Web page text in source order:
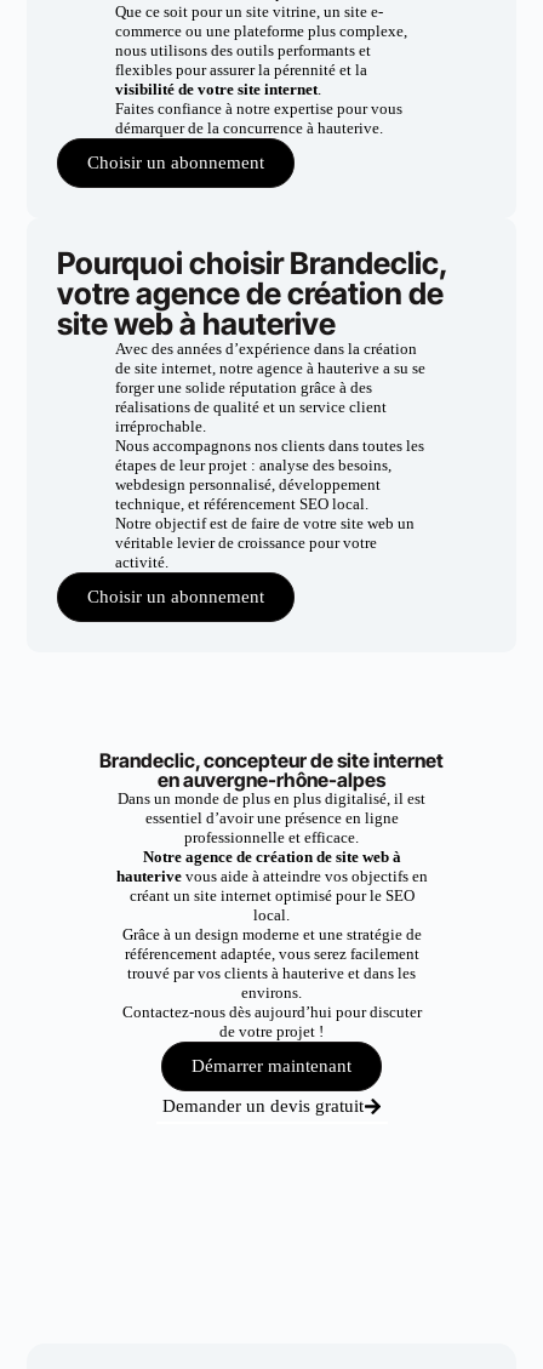
Que ce soit pour un site vitrine, un site e-
commerce ou une plateforme plus complexe,
nous utilisons des outils performants et
flexibles pour assurer la pérennité et la
visibilité de votre site internet.
Faites confiance à notre expertise pour vous
démarquer de la concurrence à hauterive.
Choisir un abonnement
Pourquoi choisir Brandeclic,
votre agence de création de
site web à hauterive
Avec des années d’expérience dans la création
de site internet, notre agence à hauterive a su se
forger une solide réputation grâce à des
réalisations de qualité et un service client
irréprochable.
Nous accompagnons nos clients dans toutes les
étapes de leur projet : analyse des besoins,
webdesign personnalisé, développement
technique, et référencement SEO local.
Notre objectif est de faire de votre site web un
véritable levier de croissance pour votre
activité.
Choisir un abonnement
Brandeclic, concepteur de site internet
en auvergne-rhône-alpes
Dans un monde de plus en plus digitalisé, il est
essentiel d’avoir une présence en ligne
professionnelle et efficace.
Notre agence de création de site web à
hauterivevous aide à atteindre vos objectifs en
créant un site internet optimisé pour le SEO
local.
Grâce à un design moderne et une stratégie de
référencement adaptée, vous serez facilement
trouvé par vos clients à hauterive et dans les
environs.
Contactez-nous dès aujourd’hui pour discuter
de votre projet !
Démarrer maintenant
Demander un devis gratuit